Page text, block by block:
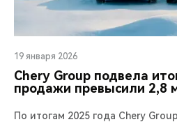
19 января 2026
Chery Group подвела
продажи превысили 2,8
По итогам 2025 года Chery